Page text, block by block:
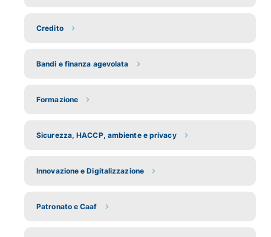
Credito
Bandi e finanza agevolata
Formazione
Sicurezza, HACCP, ambiente e privacy
Innovazione e Digitalizzazione
Patronato e Caaf